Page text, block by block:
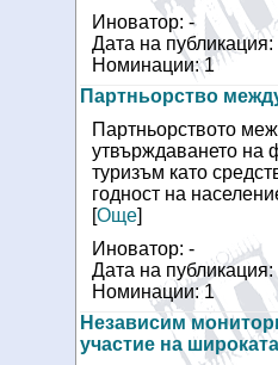
Иноватор: -
Дата на публикация:
Номинации: 1
Партньорство
Партньорството
утвърждаването на
туризъм като
годност на
[Още]
Иноватор: -
Дата на публикация:
Номинации: 1
Независим
участие на